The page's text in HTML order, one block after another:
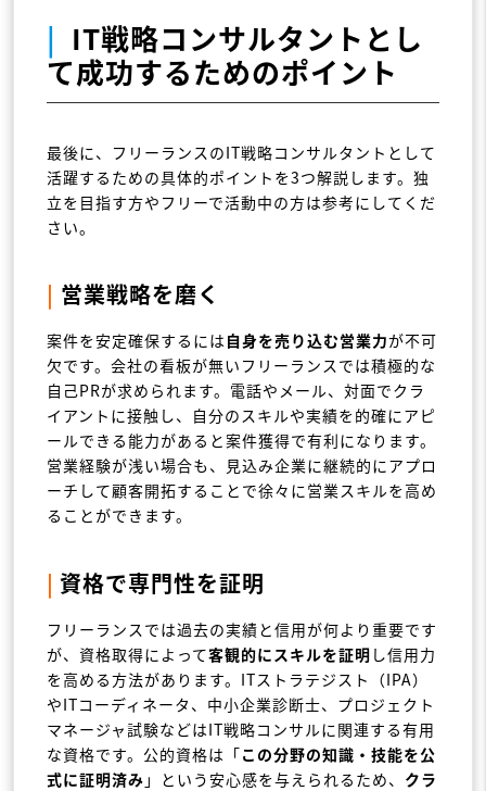
| IT戦略コンサルタントとし
て成功するためのポイント
最後に、フリーランスのIT戦略コンサルタントとして
活躍するための具体的ポイントを3つ解説します。独
立を目指す方やフリーで活動中の方は参考にしてくだ
さい。
| 営業戦略を磨く
案件を安定確保するには自身を売り込む営業力が不可
欠です。会社の看板が無いフリーランスでは積極的な
自己PRが求められます。電話やメール、対面でクラ
イアントに接触し、自分のスキルや実績を的確にアピ
ールできる能力があると案件獲得で有利になります。
営業経験が浅い場合も、見込み企業に継続的にアプロ
ーチして顧客開拓することで徐々に営業スキルを高め
ることができます。
| 資格で専門性を証明
フリーランスでは過去の実績と信用が何より重要です
が、資格取得によって客観的にスキルを証明 し信用力
を高める方法があります。ITストラテジスト（IPA）
やITコーディネータ、中小企業診断士、プロジェクト
マネージャ試験などはIT戦略コンサルに関連する有用
な資格です。公的資格は「この分野の知識・技能を公
式に証明済み 」という安心感を与えられるため、 クラ